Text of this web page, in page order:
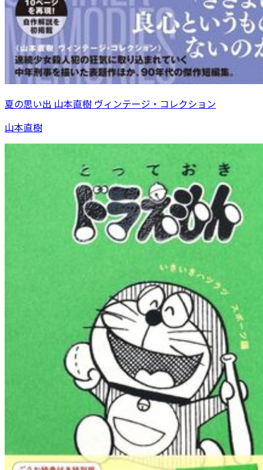
夏の思い出 山本直樹 ヴィンテージ・コレクション
山本直樹